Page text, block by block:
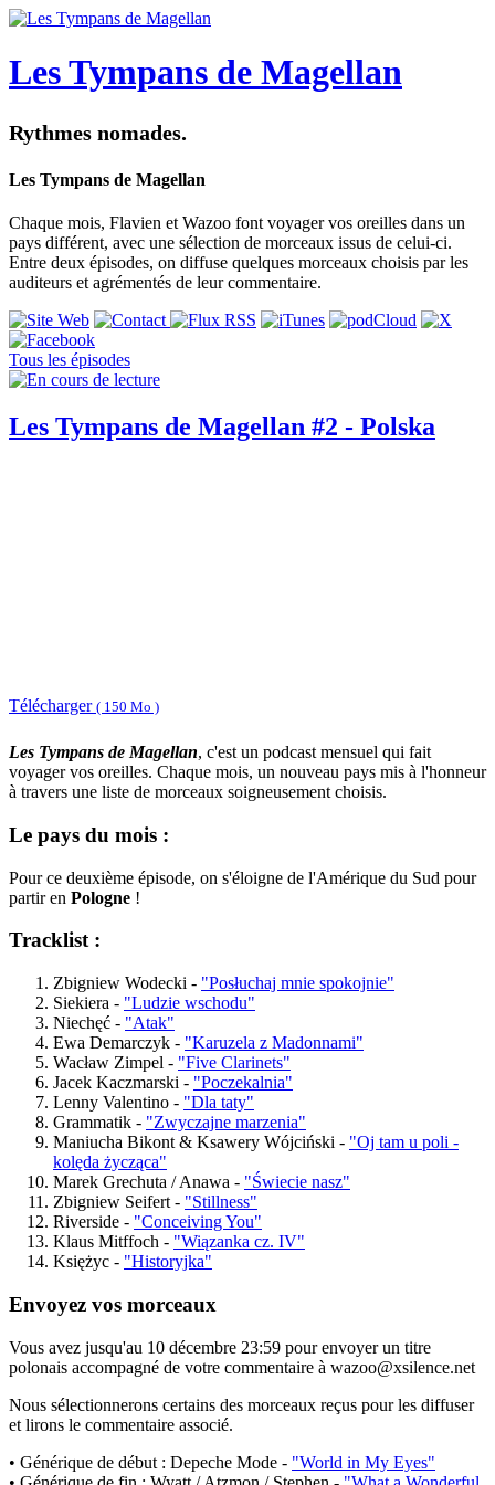
Les Tympans de Magellan
Rythmes nomades.
Les Tympans de Magellan
Chaque mois, Flavien et Wazoo font voyager vos oreilles dans un
pays différent, avec une sélection de morceaux issus de celui-ci.
Entre deux épisodes, on diffuse quelques morceaux choisis par les
auditeurs et agrémentés de leur commentaire.
Tous les épisodes
Les Tympans de Magellan #2 - Polska
Télécharger ( 150 Mo )
Les Tympans de Magellan, c'est un podcast mensuel qui fait
voyager vos oreilles. Chaque mois, un nouveau pays mis à l'honneur
à travers une liste de morceaux soigneusement choisis.
Le pays du mois :
Pour ce deuxième épisode, on s'éloigne de l'Amérique du Sud pour
partir en Pologne !
Tracklist :
Zbigniew Wodecki - "Posłuchaj mnie spokojnie"
Siekiera - "Ludzie wschodu"
Niechęć - "Atak"
Ewa Demarczyk - "Karuzela z Madonnami"
Wacław Zimpel - "Five Clarinets"
Jacek Kaczmarski - "Poczekalnia"
Lenny Valentino - "Dla taty"
Grammatik - "Zwyczajne marzenia"
Maniucha Bikont & Ksawery Wójciński - "Oj tam u poli -
kolęda życząca"
Marek Grechuta / Anawa - "Świecie nasz"
Zbigniew Seifert - "Stillness"
Riverside - "Conceiving You"
Klaus Mitffoch - "Wiązanka cz. IV"
Księżyc - "Historyjka"
Envoyez vos morceaux
Vous avez jusqu'au 10 décembre 23:59 pour envoyer un titre
polonais accompagné de votre commentaire à wazoo@xsilence.net
Nous sélectionnerons certains des morceaux reçus pour les diffuser
et lirons le commentaire associé.
• Générique de début : Depeche Mode - "World in My Eyes"